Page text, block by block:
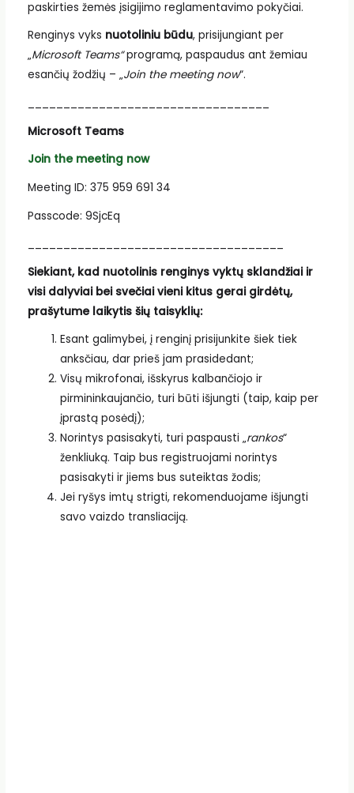
paskirties žemės įsigijimo reglamentavimo pokyčiai.
Renginys vyks nuotoliniu būdu, prisijungiant per
„Microsoft Teams“programą, paspaudus ant žemiau
esančių žodžių – „Join the meeting now“.
Microsoft Teams
Join the meeting now
Meeting ID: 375 959 691 34
Passcode: 9SjcEq
Siekiant, kad nuotolinis renginys vyktų sklandžiai ir
visi dalyviai bei svečiai vieni kitus gerai girdėtų,
prašytume laikytis šių taisyklių:
Esant galimybei, į renginį prisijunkite šiek tiek
anksčiau, dar prieš jam prasidedant;
Visų mikrofonai, išskyrus kalbančiojo ir
pirmininkaujančio, turi būti išjungti (taip, kaip per
įprastą posėdį);
Norintys pasisakyti, turi paspausti „rankos“
ženkliuką. Taip bus registruojami norintys
pasisakyti ir jiems bus suteiktas žodis;
Jei ryšys imtų strigti, rekomenduojame išjungti
savo vaizdo transliaciją.